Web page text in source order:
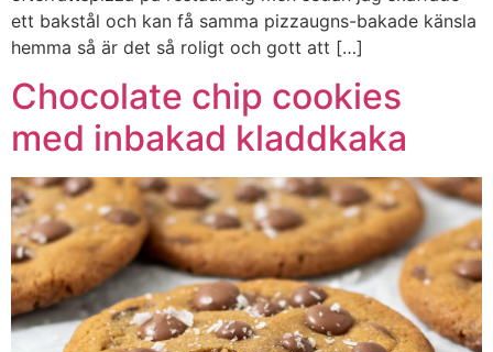
ett bakstål och kan få samma pizzaugns-bakade känsla
hemma så är det så roligt och gott att […]
Chocolate chip cookies
med inbakad kladdkaka